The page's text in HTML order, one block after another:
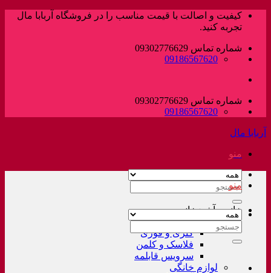
پرش
کیفیت و اصالت با قیمت مناسب را در فروشگاه آربابا مال
تجربه کنید.
شماره تماس 09302776629
09186567620
شماره تماس 09302776629
09186567620
آربابا مال
منو
جستجو
خانه و آشپزخانه
لوازم خانگی غیر برقی
کتری و قوری
فلاسک و کلمن
سرویس قابلمه
لوازم خانگی
منو
جستجو